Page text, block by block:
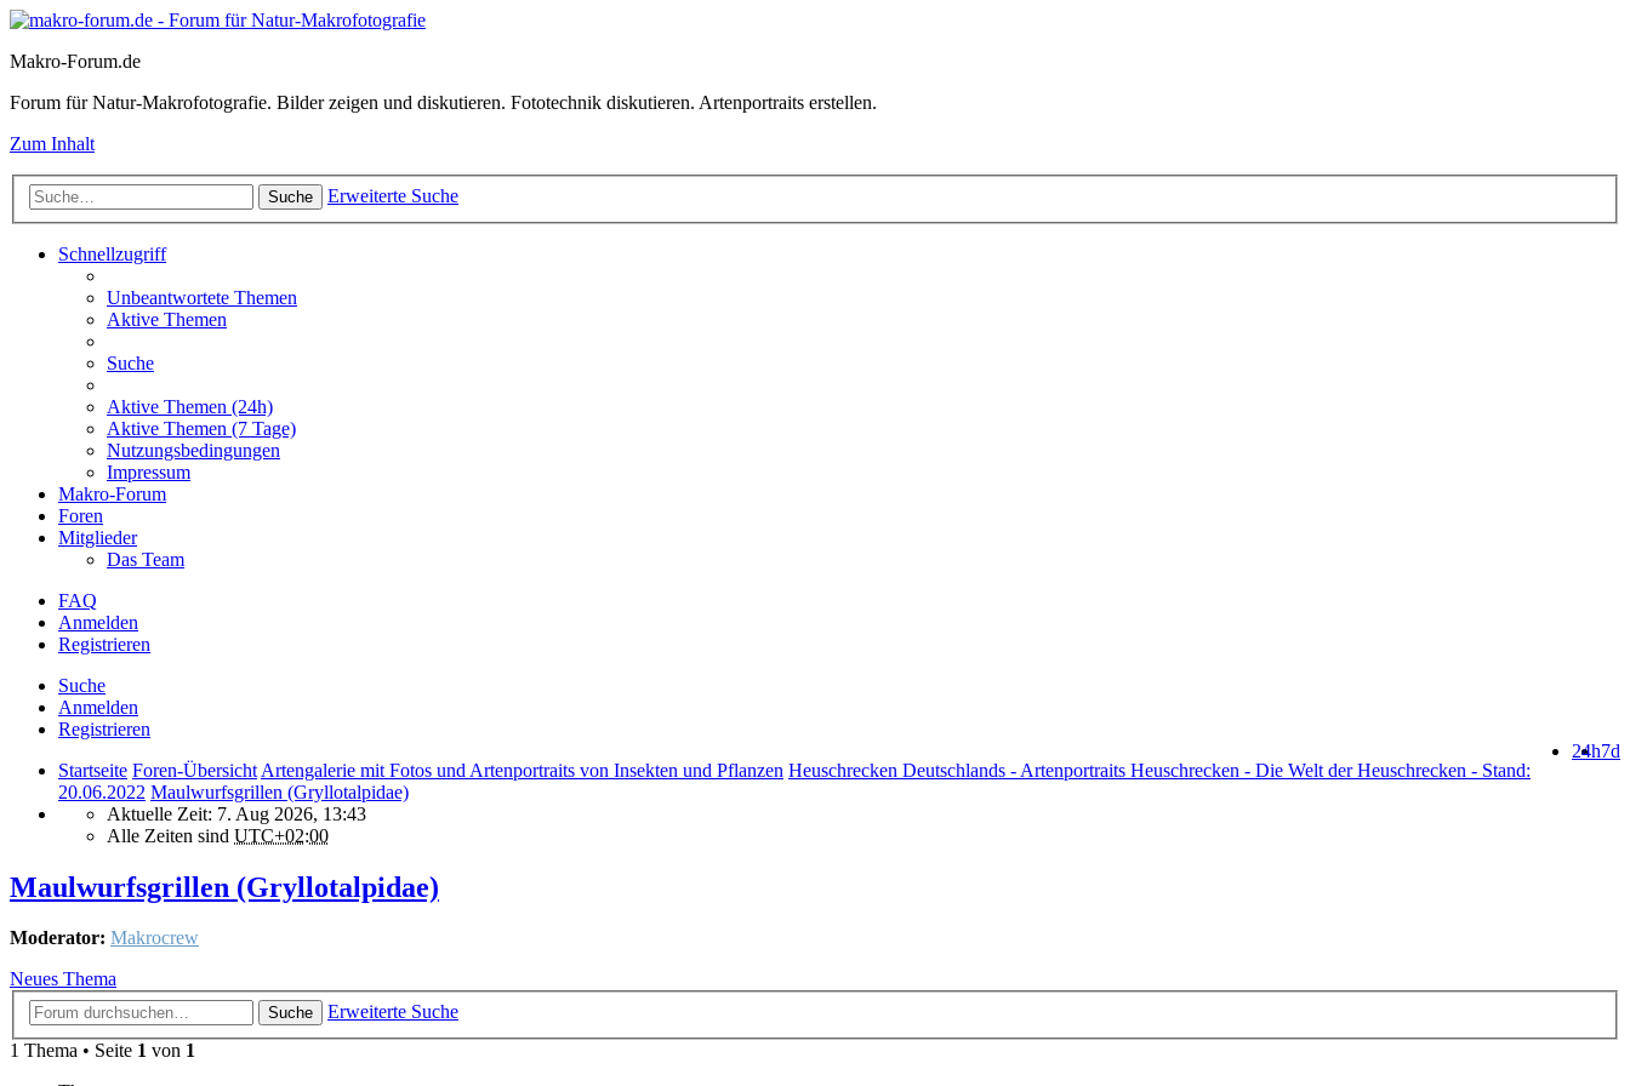
Makro-Forum.de
Forum für Natur-Makrofotografie. Bilder zeigen und diskutieren. Fototechnik diskutieren. Artenportraits erstellen.
Zum Inhalt
Suche Erweiterte Suche
Schnellzugriff
Unbeantwortete Themen
Aktive Themen
Suche
Aktive Themen (24h)
Aktive Themen (7 Tage)
Nutzungsbedingungen
Impressum
Makro-Forum
Foren
Mitglieder
Das Team
FAQ
Anmelden
Registrieren
Suche
Anmelden
Registrieren
7d
24h
Startseite Foren-Übersicht Artengalerie mit Fotos und Artenportraits von Insekten und Pflanzen Heuschrecken Deutschlands - Artenportraits Heuschrecken - Die Welt der Heuschrecken - Stand:
20.06.2022 Maulwurfsgrillen (Gryllotalpidae)
Aktuelle Zeit: 7. Aug 2026, 13:43
Alle Zeiten sind UTC+02:00
Maulwurfsgrillen (Gryllotalpidae)
Moderator: Makrocrew
Neues Thema
Suche
Erweiterte Suche
1 Thema • Seite 1 von 1